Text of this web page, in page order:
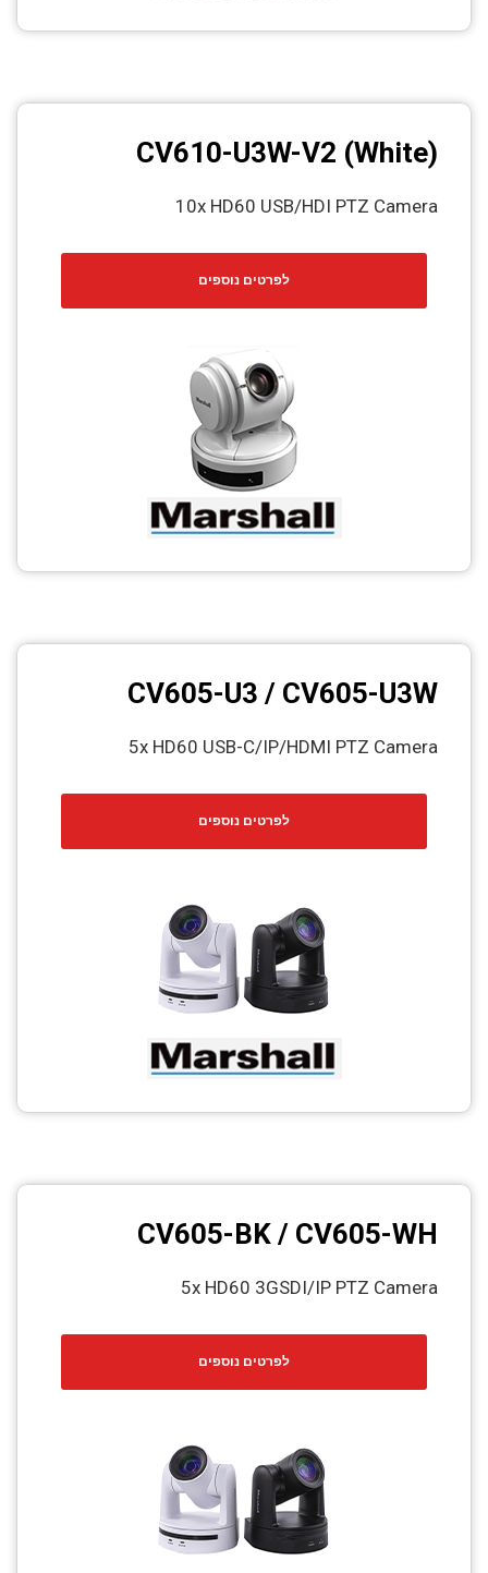
CV610-U3W-V2 (White)
10x HD60 USB/HDI PTZ Camera
לפרטים נוספים
CV605-U3 / CV605-U3W
5x HD60 USB-C/IP/HDMI PTZ Camera
לפרטים נוספים
CV605-BK / CV605-WH
5x HD60 3GSDI/IP PTZ Camera
לפרטים נוספים